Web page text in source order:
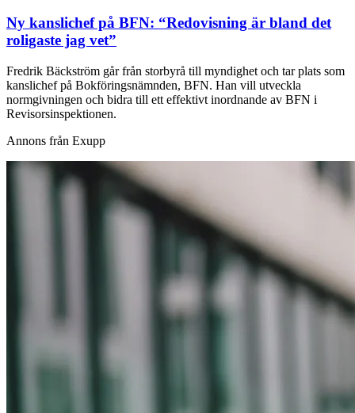
Ny kanslichef på BFN: “Redovisning är bland det
roligaste jag vet”
Fredrik Bäckström går från storbyrå till myndighet och tar plats som
kanslichef på Bokföringsnämnden, BFN. Han vill utveckla
normgivningen och bidra till ett effektivt inordnande av BFN i
Revisorsinspektionen.
Annons från Exupp